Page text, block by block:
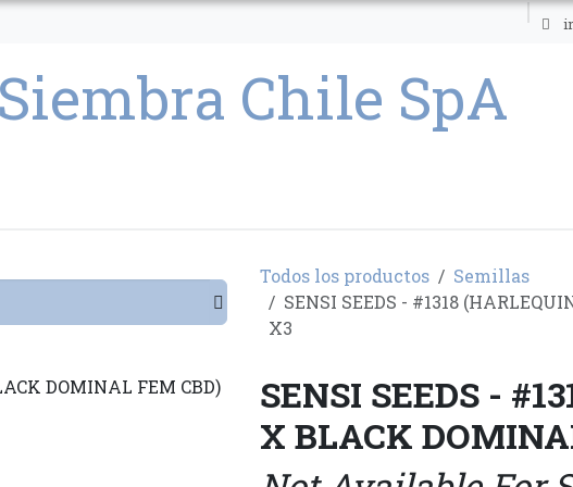
Todos los productos
Semillas
SENSI SEEDS - #1318
X3
SENSI SEEDS -
X BLACK